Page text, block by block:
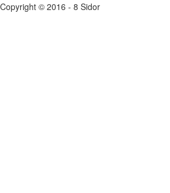
Copyright © 2016 - 8 Sidor